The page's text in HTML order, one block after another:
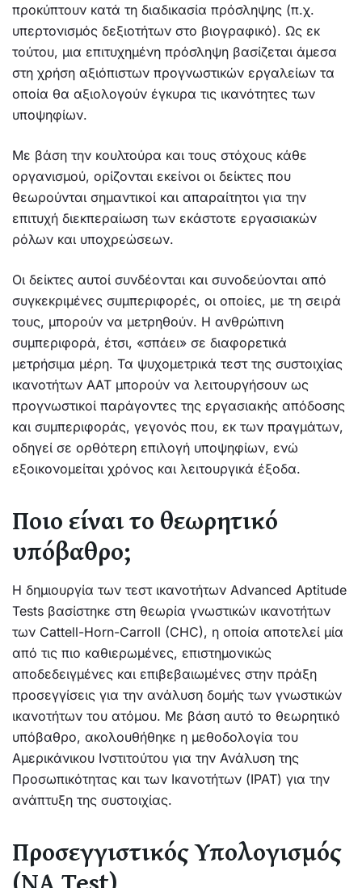
προκύπτουν κατά τη διαδικασία πρόσληψης (π.χ.
υπερτονισμός δεξιοτήτων στο βιογραφικό). Ως εκ
τούτου, μια επιτυχημένη πρόσληψη βασίζεται άμεσα
στη χρήση αξιόπιστων προγνωστικών εργαλείων τα
οποία θα αξιολογούν έγκυρα τις ικανότητες των
υποψηφίων.
Με βάση την κουλτούρα και τους στόχους κάθε
οργανισμού, ορίζονται εκείνοι οι δείκτες που
θεωρούνται σημαντικοί και απαραίτητοι για την
επιτυχή διεκπεραίωση των εκάστοτε εργασιακών
ρόλων και υποχρεώσεων.
Οι δείκτες αυτοί συνδέονται και συνοδεύονται από
συγκεκριμένες συμπεριφορές, οι οποίες, με τη σειρά
τους, μπορούν να μετρηθούν. Η ανθρώπινη
συμπεριφορά, έτσι, «σπάει» σε διαφορετικά
μετρήσιμα μέρη. Τα ψυχομετρικά τεστ της συστοιχίας
ικανοτήτων ΑΑΤ μπορούν να λειτουργήσουν ως
προγνωστικοί παράγοντες της εργασιακής απόδοσης
και συμπεριφοράς, γεγονός που, εκ των πραγμάτων,
οδηγεί σε ορθότερη επιλογή υποψηφίων, ενώ
εξοικονομείται χρόνος και λειτουργικά έξοδα.
Ποιο είναι το θεωρητικό
υπόβαθρο;
Η δημιουργία των τεστ ικανοτήτων Advanced Aptitude
Tests βασίστηκε στη θεωρία γνωστικών ικανοτήτων
των Cattell-Horn-Carroll (CHC), η οποία αποτελεί μία
από τις πιο καθιερωμένες, επιστημονικώς
αποδεδειγμένες και επιβεβαιωμένες στην πράξη
προσεγγίσεις για την ανάλυση δομής των γνωστικών
ικανοτήτων του ατόμου. Με βάση αυτό το θεωρητικό
υπόβαθρο, ακολουθήθηκε η μεθοδολογία του
Αμερικάνικου Ινστιτούτου για την Ανάλυση της
Προσωπικότητας και των Ικανοτήτων (IPAT) για την
ανάπτυξη της συστοιχίας.
Προσεγγιστικός Υπολογισμός